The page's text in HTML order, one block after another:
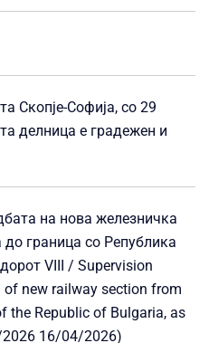
Скопје-Софија, со 29
делница е градежен и
на нова железничка
граница со Република
VIII / Supervision
new railway section from
the Republic of Bulgaria, as
2026 16/04/2026)